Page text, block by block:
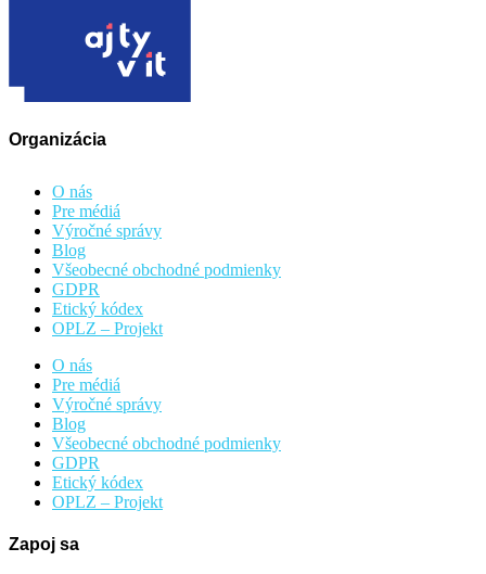
Organizácia
O nás
Pre médiá
Výročné správy
Blog
Všeobecné obchodné podmienky
GDPR
Etický kódex
OPLZ – Projekt
O nás
Pre médiá
Výročné správy
Blog
Všeobecné obchodné podmienky
GDPR
Etický kódex
OPLZ – Projekt
Zapoj sa